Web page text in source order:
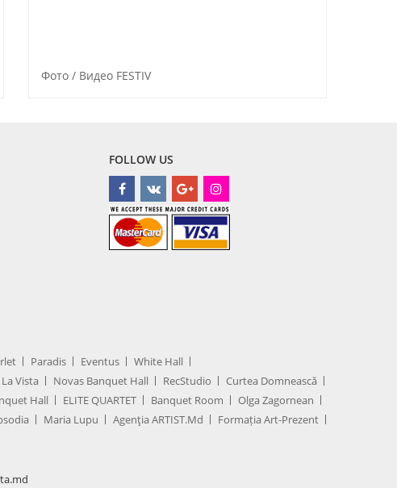
Фото / Видео FESTIV
FOLLOW US
Paradis Eventus
White Hall
La Vista Novas Banquet Hall RecStudio
Curtea Domnească
Hall ELITE QUARTET Banquet Room
Olga Zagornean
Maria Lupu Agenţia ARTIST.md
Formația Art-Prezent